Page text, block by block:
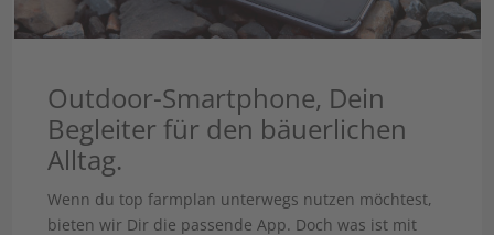
Outdoor-Smartphone, Dein
Begleiter für den bäuerlichen
Alltag.
Wenn du top farmplan unterwegs nutzen möchtest,
bieten wir Dir die passende App. Doch was ist mit